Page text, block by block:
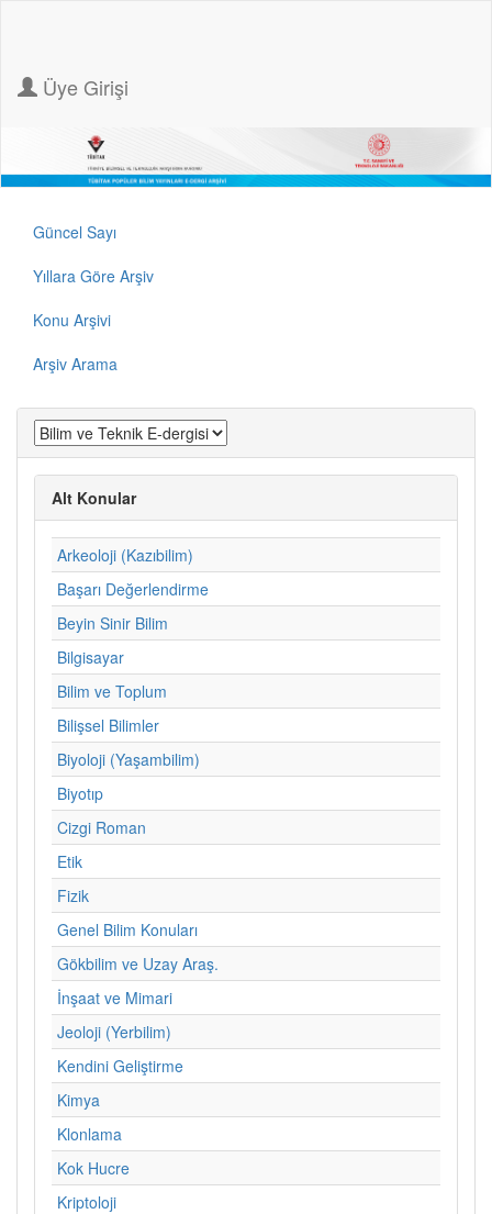
Üye Girişi
Güncel Sayı
Yıllara Göre Arşiv
Konu Arşivi
Arşiv Arama
Alt Konular
Arkeoloji (Kazıbilim)
Başarı Değerlendirme
Beyin Sinir Bilim
Bilgisayar
Bilim ve Toplum
Bilişsel Bilimler
Biyoloji (Yaşambilim)
Biyotıp
Cizgi Roman
Etik
Fizik
Genel Bilim Konuları
Gökbilim ve Uzay Araş.
İnşaat ve Mimari
Jeoloji (Yerbilim)
Kendini Geliştirme
Kimya
Klonlama
Kok Hucre
Kriptoloji